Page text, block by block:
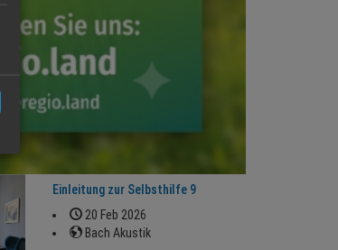
Einleitung zur Selbsthilfe 9
20 Feb 2026
Bach Akustik